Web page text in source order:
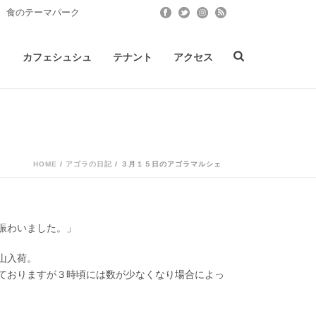
のテーマパーク
カフェシュシュ テナント アクセス
HOME / アゴラの日記 / ３月１５日のアゴラマルシェ
いました。」
荷。
りますが３時頃には数が少なくなり場合によっ